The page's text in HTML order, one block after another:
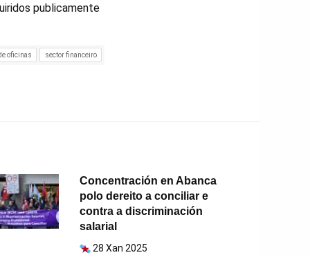
publicamente
oficinas sector financeiro
Concentración en Abanca
polo dereito a conciliar e
contra a discriminación
salarial
28 Xan 2025